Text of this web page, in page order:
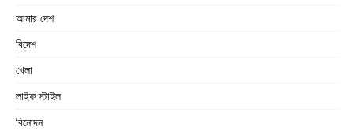
আমার দেশ
বিদেশ
খেলা
লাইফ স্টাইল
বিনোদন